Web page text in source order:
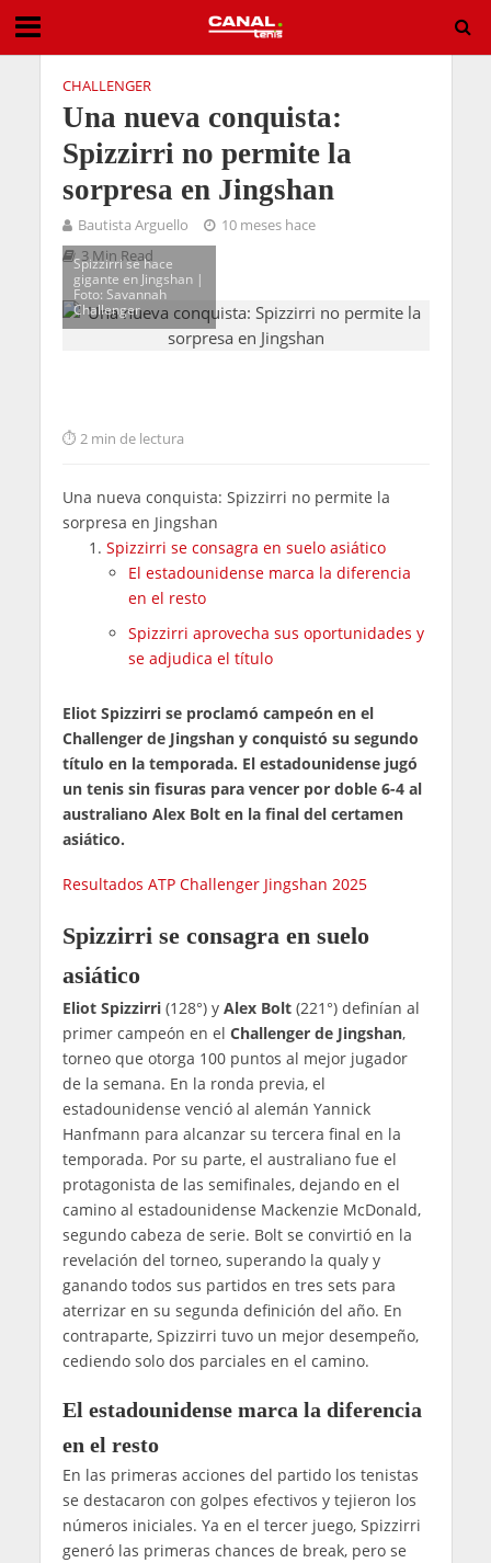
CHALLENGER
Una nueva conquista:
Spizzirri no permite la
sorpresa en Jingshan
Bautista Arguello
10 meses hace
3 Min Read
Spizzirri se hace
gigante en Jingshan |
Foto: Savannah
Challenger
2 min de lectura
Una nueva conquista: Spizzirri no permite la
sorpresa en Jingshan
Spizzirri se consagra en suelo asiático
El estadounidense marca la diferencia
en el resto
Spizzirri aprovecha sus oportunidades y
se adjudica el título
Eliot Spizzirri se proclamó campeón en el
Challenger de Jingshan y conquistó su segundo
título en la temporada. El estadounidense jugó
un tenis sin fisuras para vencer por doble 6-4 al
australiano Alex Bolt en la final del certamen
asiático.
Resultados ATP Challenger Jingshan 2025
Spizzirri se consagra en suelo
asiático
Eliot Spizzirri(128°) y Alex Bolt(221°) definían al
primer campeón en el Challenger de Jingshan,
torneo que otorga 100 puntos al mejor jugador
de la semana. En la ronda previa, el
estadounidense venció al alemán Yannick
Hanfmann para alcanzar su tercera final en la
temporada. Por su parte, el australiano fue el
protagonista de las semifinales, dejando en el
camino al estadounidense Mackenzie McDonald,
segundo cabeza de serie. Bolt se convirtió en la
revelación del torneo, superando la qualy y
ganando todos sus partidos en tres sets para
aterrizar en su segunda definición del año. En
contraparte, Spizzirri tuvo un mejor desempeño,
cediendo solo dos parciales en el camino.
El estadounidense marca la diferencia
en el resto
En las primeras acciones del partido los tenistas
se destacaron con golpes efectivos y tejieron los
números iniciales. Ya en el tercer juego, Spizzirri
generó las primeras chances de break, pero se